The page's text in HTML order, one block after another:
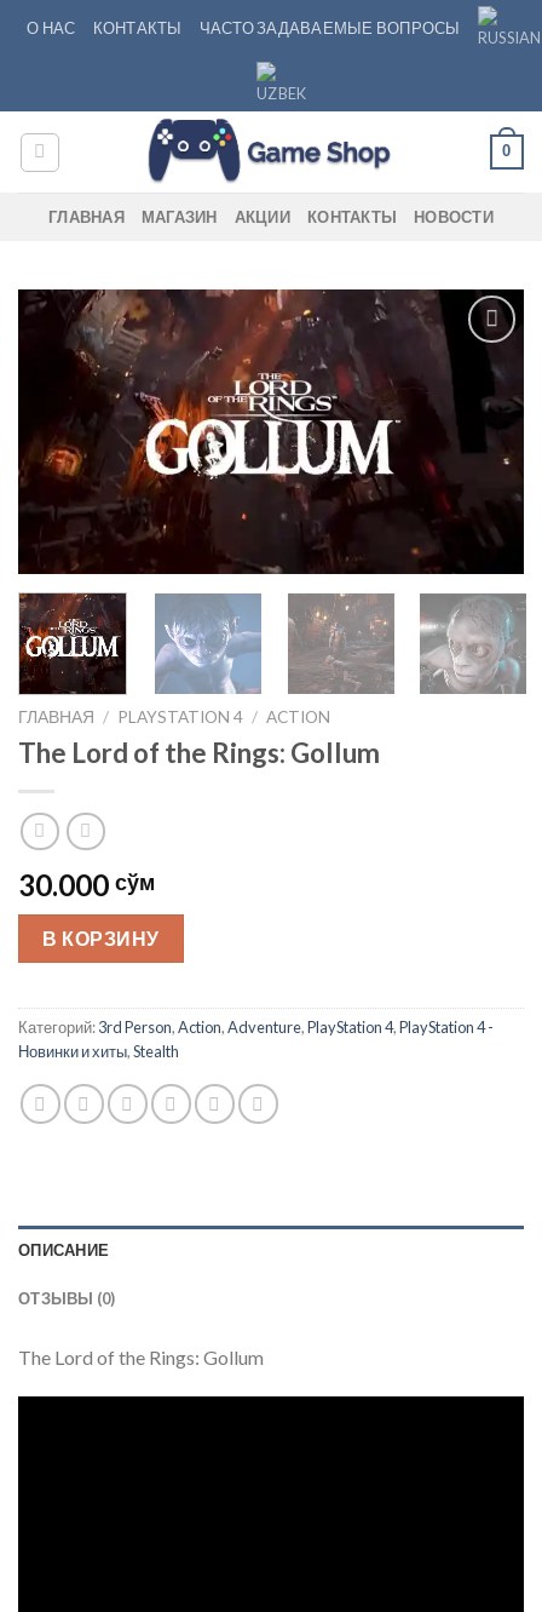
О НАС КОНТАКТЫ ЧАСТО ЗАДАВАЕМЫЕ ВОПРОСЫ
0
ГЛАВНАЯ МАГАЗИН АКЦИИ КОНТАКТЫ НОВОСТИ
Add to
ГЛАВНАЯ / PLAYSTATION 4 / ACTION
The Lord of the Rings: Gollum
30.000 сўм
В КОРЗИНУ
Категорий:3rd Person,Action,Adventure,PlayStation 4,PlayStation 4 -
Новинки и хиты,Stealth
ОПИСАНИЕ
ОТЗЫВЫ (0)
The Lord of the Rings: Gollum